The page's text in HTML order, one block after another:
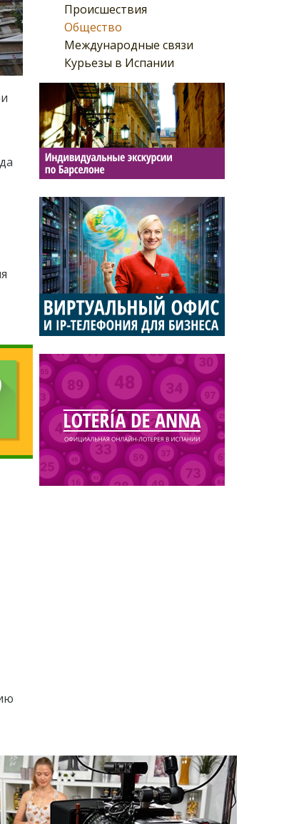
Происшествия
Общество
Международные связи
Курьезы в Испании